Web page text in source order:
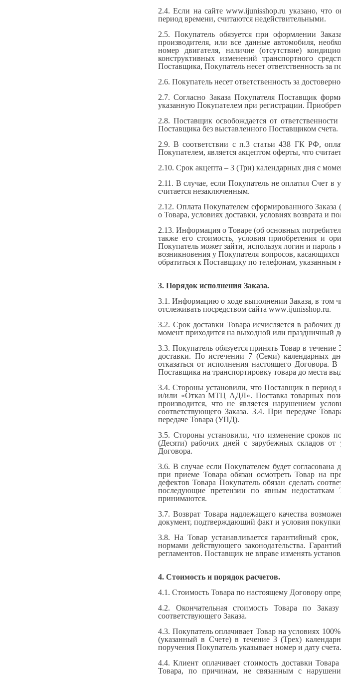
2.4. Если на сайте www.ijunisshop.ru указано, что
период времени, считаются недействительными.
2.5. Покупатель обязуется при оформлении
производителя, или все данные автомобиля,
номер двигателя, наличие (отсутствие)
конструктивных изменений транспортного
Поставщика, Покупатель несет ответственность за
2.6. Покупатель несет ответственность за
2.7. Согласно Заказа Покупателя Поставщик
указанную Покупателем при регистрации.
2.8. Поставщик освобождается от
Поставщика без выставленного Поставщиком счета.
2.9. В соответствии с п.3 статьи 438 ГК РФ,
Покупателем, является акцептом оферты, что
2.10. Срок акцепта – 3 (Три) календарных дня с
2.11. В случае, если Покупатель не оплатил Счет в
считается незаключенным.
2.12. Оплата Покупателем сформированного
о Товара, условиях доставки, условиях возврата и
2.13. Информация о Товаре (об основных
также его стоимость, условия приобретения и
Покупатель может зайти, используя логин и
возникновения у Покупателя вопросов,
обратиться к Поставщику по телефонам, указанным
3. Порядок исполнения Заказа.
3.1. Информацию о ходе выполнении Заказа, в том
отслеживать посредством сайта www.ijunisshop.ru.
3.2. Срок доставки Товара исчисляется в рабочих
момент приходится на выходной или праздничный
3.3. Покупатель обязуется принять Товар в
доставки. По истечении 7 (Семи) календарных
отказаться от исполнения настоящего Договора.
Поставщика на транспортировку товара до места
3.4. Стороны установили, что Поставщик в период
и/или «Отказ МТЦ АДЛ». Поставка товарных
производится, что не является нарушением
соответствующего Заказа. 3.4. При передаче
передаче Товара (УПД).
3.5. Стороны установили, что изменение сроков
(Десяти) рабочих дней с зарубежных складов от
Договора.
3.6. В случае если Покупателем будет
при приеме Товара обязан осмотреть Товар на
дефектов Товара Покупатель обязан сделать
последующие претензии по явным
принимаются.
3.7. Возврат Товара надлежащего качества
документ, подтверждающий факт и условия
3.8. На Товар устанавливается гарантийный
нормами действующего законодательства.
регламентов. Поставщик не вправе изменять
4. Стоимость и порядок расчетов.
4.1. Стоимость Товара по настоящему Договору
4.2. Окончательная стоимость Товара по
соответствующего Заказа.
4.3. Покупатель оплачивает Товар на условиях
(указанный в Счете) в течение 3 (Трех)
поручения Покупатель указывает номер и дату счета.
4.4. Клиент оплачивает стоимость доставки
Товара, по причинам, не связанным с